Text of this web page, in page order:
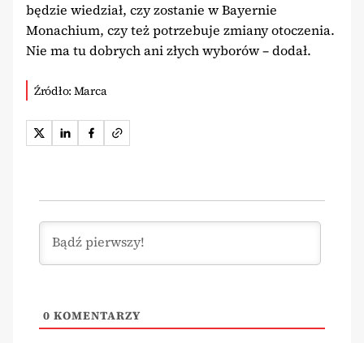
będzie wiedział, czy zostanie w Bayernie
Monachium, czy też potrzebuje zmiany otoczenia.
Nie ma tu dobrych ani złych wyborów – dodał.
Źródło: Marca
0 KOMENTARZY